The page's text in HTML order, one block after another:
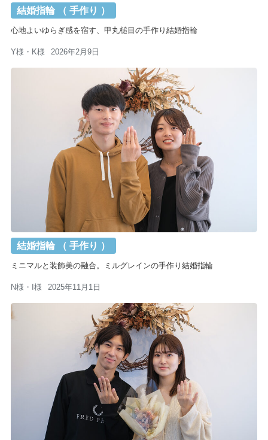
結婚指輪 （ 手作り ）
心地よいゆらぎ感を宿す、甲丸槌目の手作り結婚指輪
Y様・K様 2026年2月9日
結婚指輪 （ 手作り ）
ミニマルと装飾美の融合。ミルグレインの手作り結婚指輪
N様・I様 2025年11月1日